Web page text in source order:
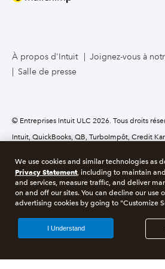
À propos d'Intuit
Joignez-vous à
Salle de presse
© Entreprises Intuit ULC 2026. Tous droits
Intuit, QuickBooks, QB, TurboImpôt, Credit
À propos des témoins Gérer les
Légals Confidentialité Sécurité
We use cookies and similar technologies as
Privacy Statement, including to maintain
and services, measure traffic, and deliver
on and off our sites. You can decline our use
advertising cookies by going to "Customize
I Understand